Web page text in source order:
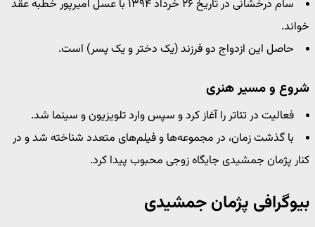
سام درخشانی در تاریخ ۲۶ خرداد ۱۳۹۴ با عسل امیرپور خطبه عقد
خواند.
حاصل این ازدواج دو فرزند (یک دختر و یک پسر) است.
شروع و مسیر هنری
فعالیت در تئاتر را آغاز کرد و سپس وارد تلویزیون و سینما شد.
با گذشت زمان، در مجموعه‌ها و فیلم‌های متعدد شناخته شد و در
کنار پژمان جمشیدی جایگاه زوجی محبوب پیدا کرد.
بیوگرافی پژمان جمشیدی